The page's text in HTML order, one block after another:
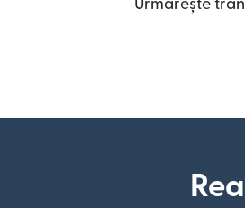
Urmărește